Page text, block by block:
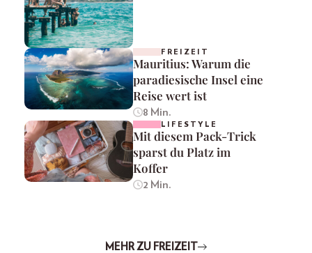
FREIZEIT
Mauritius: Warum die
paradiesische Insel eine
Reise wert ist
8 Min.
LIFESTYLE
Mit diesem Pack-Trick
sparst du Platz im
Koffer
2 Min.
MEHR ZU FREIZEIT